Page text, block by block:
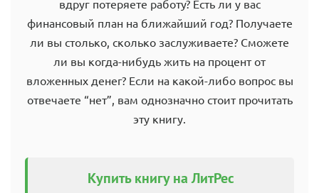
вдруг потеряете работу? Есть ли у вас
финансовый план на ближайший год? Получаете
ли вы столько, сколько заслуживаете? Сможете
ли вы когда-нибудь жить на процент от
вложенных денег? Если на какой-либо вопрос вы
отвечаете “нет”, вам однозначно стоит прочитать
эту книгу.
Купить книгу на ЛитРес